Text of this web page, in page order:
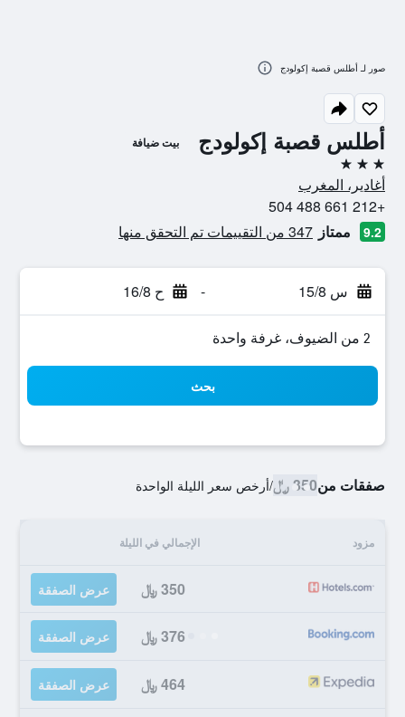
أطلس قصبة إكولودج بيت ضيافة
3 نجوم
أغادير، المغرب
+212 661 488 504
9.2 ممتاز 347 من التقييمات تم التحقق منها
س 15/8 - ح 16/8
2 من الضيوف، غرفة واحدة
بحث
صفقات من350 ﷼ /أرخص سعر الليلة الواحدة
مزود الإجمالي في الليلة
350 ﷼ عرض الصفقة
376 ﷼ عرض الصفقة
464 ﷼ عرض الصفقة
صور لـ أطلس قصبة إكولودج